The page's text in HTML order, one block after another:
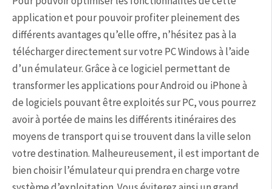
application et pour pouvoir profiter pleinement des
différents avantages qu’elle offre, n’hésitez pas à la
télécharger directement sur votre PC Windows à l’aide
d’un émulateur. Grâce à ce logiciel permettant de
transformer les applications pour Android ou iPhone à
de logiciels pouvant être exploités sur PC, vous pourrez
avoir à portée de mains les différents itinéraires des
moyens de transport qui se trouvent dans la ville selon
votre destination. Malheureusement, il est important de
bien choisir l’émulateur qui prendra en charge votre